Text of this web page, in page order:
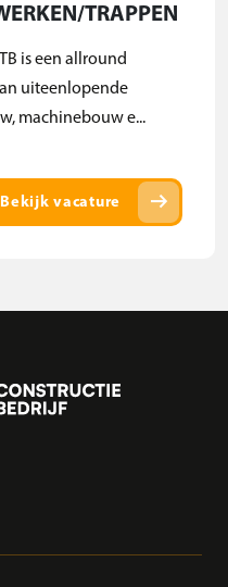
TRAPPEN
is een allround
uiteenlopende
machinebouw e...
Bekijk vacature arrow_right_alt